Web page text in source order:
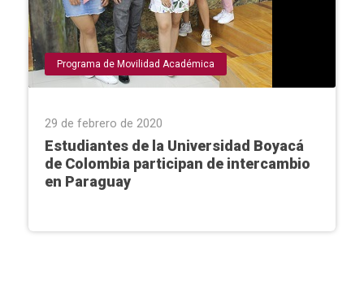
Programa de Movilidad Académica
29 de febrero de 2020
Estudiantes de la Universidad Boyacá
de Colombia participan de intercambio
en Paraguay